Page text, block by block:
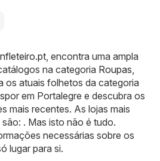
, encontra uma ampla
na categoria Roupas,
os atuais folhetos da categoria
em Portalegre e descubra os
mais recentes. As lojas mais
. Mas isto não é tudo.
necessárias sobre os
lugar para si.